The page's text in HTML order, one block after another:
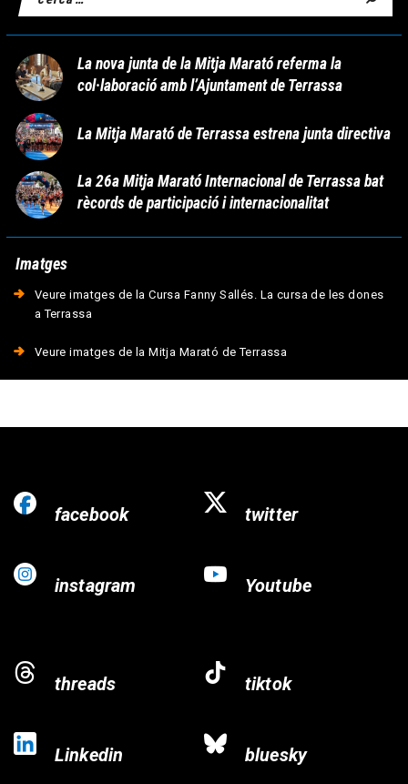
La nova junta de la Mitja Marató referma la
col·laboració amb l’Ajuntament de Terrassa
La Mitja Marató de Terrassa estrena junta directiva
La 26a Mitja Marató Internacional de Terrassa bat
rècords de participació i internacionalitat
Imatges
Veure imatges de la Cursa Fanny Sallés. La cursa de les dones
a Terrassa
Veure imatges de la Mitja Marató de Terrassa
facebook twitter
instagram Youtube
threads tiktok
Linkedin bluesky